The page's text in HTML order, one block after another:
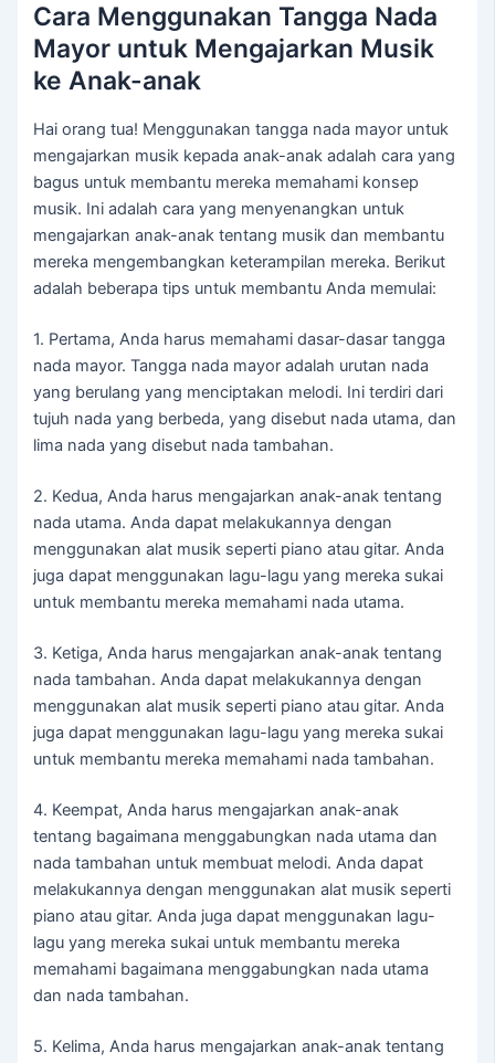
Cara Menggunakan Tangga Nada
Mayor untuk Mengajarkan Musik
ke Anak-anak
Hai orang tua! Menggunakan tangga nada mayor untuk
mengajarkan musik kepada anak-anak adalah cara yang
bagus untuk membantu mereka memahami konsep
musik. Ini adalah cara yang menyenangkan untuk
mengajarkan anak-anak tentang musik dan membantu
mereka mengembangkan keterampilan mereka. Berikut
adalah beberapa tips untuk membantu Anda memulai:
1. Pertama, Anda harus memahami dasar-dasar tangga
nada mayor. Tangga nada mayor adalah urutan nada
yang berulang yang menciptakan melodi. Ini terdiri dari
tujuh nada yang berbeda, yang disebut nada utama, dan
lima nada yang disebut nada tambahan.
2. Kedua, Anda harus mengajarkan anak-anak tentang
nada utama. Anda dapat melakukannya dengan
menggunakan alat musik seperti piano atau gitar. Anda
juga dapat menggunakan lagu-lagu yang mereka sukai
untuk membantu mereka memahami nada utama.
3. Ketiga, Anda harus mengajarkan anak-anak tentang
nada tambahan. Anda dapat melakukannya dengan
menggunakan alat musik seperti piano atau gitar. Anda
juga dapat menggunakan lagu-lagu yang mereka sukai
untuk membantu mereka memahami nada tambahan.
4. Keempat, Anda harus mengajarkan anak-anak
tentang bagaimana menggabungkan nada utama dan
nada tambahan untuk membuat melodi. Anda dapat
melakukannya dengan menggunakan alat musik seperti
piano atau gitar. Anda juga dapat menggunakan lagu-
lagu yang mereka sukai untuk membantu mereka
memahami bagaimana menggabungkan nada utama
dan nada tambahan.
5. Kelima, Anda harus mengajarkan anak-anak tentang